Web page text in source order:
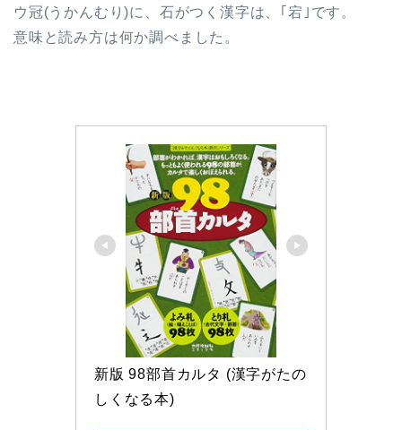
ウ冠(うかんむり)に、石がつく漢字は、｢宕｣です。
意味と読み方は何か調べました。
新版 98部首カルタ (漢字がたの
しくなる本)